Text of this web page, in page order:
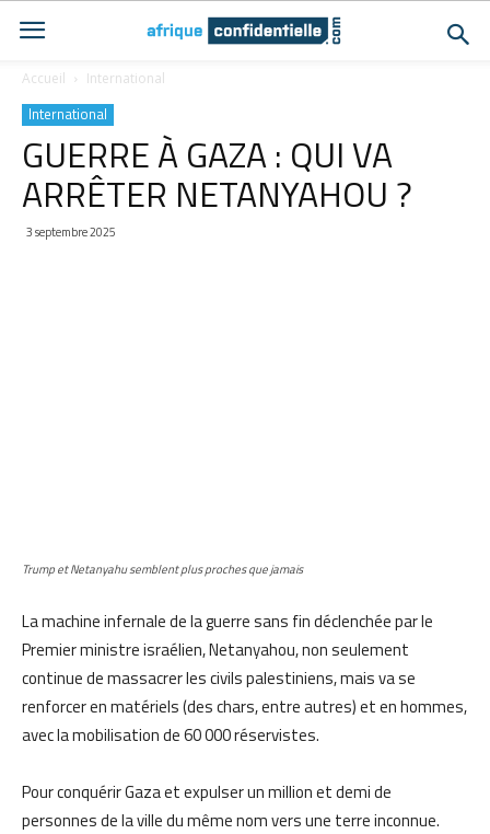
Accueil International
International
GUERRE À GAZA : QUI VA
ARRÊTER NETANYAHOU ?
3 septembre 2025
Trump et Netanyahu semblent plus proches que jamais
La machine infernale de la guerre sans fin déclenchée par le
Premier ministre israélien, Netanyahou, non seulement
continue de massacrer les civils palestiniens, mais va se
renforcer en matériels (des chars, entre autres) et en hommes,
avec la mobilisation de 60 000 réservistes.
Pour conquérir Gaza et expulser un million et demi de
personnes de la ville du même nom vers une terre inconnue.